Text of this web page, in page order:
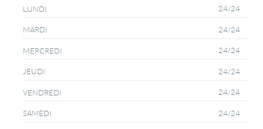
LUNDI 24/24
MARDI 24/24
MERCREDI 24/24
JEUDI 24/24
VENDREDI 24/24
SAMEDI 24/24